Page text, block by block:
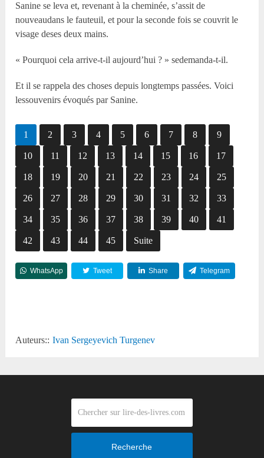
Sanine se leva et, revenant à la cheminée, s’assit de
nouveaudans le fauteuil, et pour la seconde fois se couvrit le
visage deses deux mains.
« Pourquoi cela arrive-t-il aujourd’hui ? » sedemanda-t-il.
Et il se rappela des choses depuis longtemps passées. Voici
lessouvenirs évoqués par Sanine.
1 2 3 4 5 6 7 8 9
10 11 12 13 14 15 16 17
18 19 20 21 22 23 24 25
26 27 28 29 30 31 32 33
34 35 36 37 38 39 40 41
42 43 44 45 Suite
WhatsApp Tweet Share Telegram
Auteurs:: Ivan Sergeyevich Turgenev
Recherche